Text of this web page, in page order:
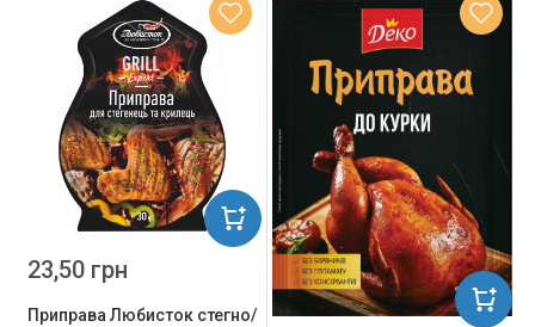
Приправа Любисток стегно/
23,50 грн